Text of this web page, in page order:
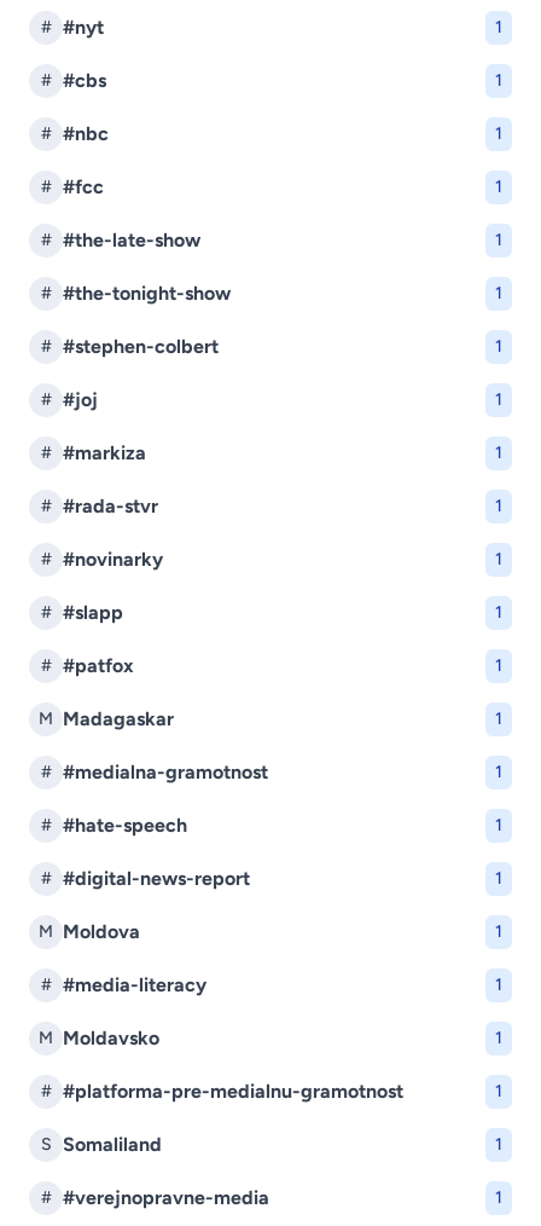
# #nyt 1
# #cbs 1
# #nbc 1
# #fcc 1
# #the-late-show 1
# #the-tonight-show 1
# #stephen-colbert 1
# #joj 1
# #markiza 1
# #rada-stvr 1
# #novinarky 1
# #slapp 1
# #patfox 1
M Madagaskar 1
# #medialna-gramotnost 1
# #hate-speech 1
# #digital-news-report 1
M Moldova 1
# #media-literacy 1
M Moldavsko 1
# #platforma-pre-medialnu-gramotnost 1
S Somaliland 1
# #verejnopravne-media 1